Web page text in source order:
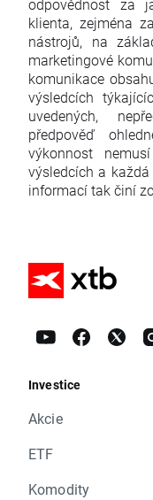
odpovědnost za
klienta, zejména
nástrojů, na
marketingové
komunikace
výsledcích
uvedených,
předpověď
výkonnost
výsledcích a
informací tak činí
Investice
Akcie
ETF
Komodity